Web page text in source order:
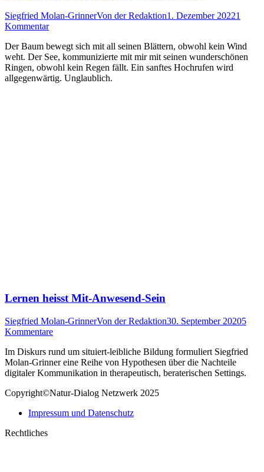
Siegfried Molan-GrinnerVon der Redaktion1. Dezember 20221
Kommentar
Der Baum bewegt sich mit all seinen Blättern, obwohl kein Wind
weht. Der See, kommunizierte mit mir mit seinen wunderschönen
Ringen, obwohl kein Regen fällt. Ein sanftes Hochrufen wird
allgegenwärtig. Unglaublich.
Lernen heisst Mit-Anwesend-Sein
Siegfried Molan-GrinnerVon der Redaktion30. September 20205
Kommentare
Im Diskurs rund um situiert-leibliche Bildung formuliert Siegfried
Molan-Grinner eine Reihe von Hypothesen über die Nachteile
digitaler Kommunikation in therapeutisch, beraterischen Settings.
Copyright©Natur-Dialog Netzwerk 2025
Impressum und Datenschutz
Rechtliches